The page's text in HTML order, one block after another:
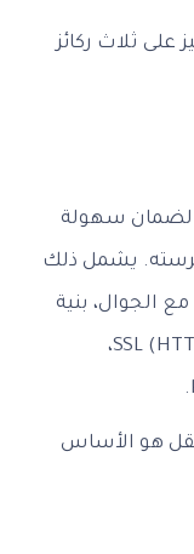
على ثلاث ركائز
لضمان سهولة
يشمل ذلك
الجوال، بنية
الموقع، استخدام شهادة SSL (HTTPS)،
هو الأساس